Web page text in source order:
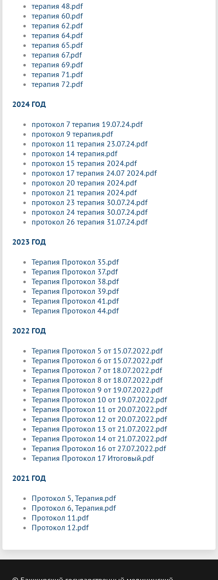
терапия 48.pdf
терапия 60.pdf
терапия 62.pdf
терапия 64.pdf
терапия 65.pdf
терапия 67.pdf
терапия 69.pdf
терапия 71.pdf
терапия 72.pdf
2024 ГОД
протокол 7 терапия 19.07.24.pdf
протокол 9 терапия.pdf
протокол 11 терапия 23.07.24.pdf
протокол 14 терапия.pdf
протокол 15 терапия 2024.pdf
протокол 17 терапия 24.07 2024.pdf
протокол 20 терапия 2024.pdf
протокол 21 терапия 2024.pdf
протокол 23 терапия 30.07.24.pdf
протокол 24 терапия 30.07.24.pdf
протокол 26 терапия 31.07.24.pdf
2023 ГОД
Терапия Протокол 35.pdf
Терапия Протокол 37.pdf
Терапия Протокол 38.pdf
Терапия Протокол 39.pdf
Терапия Протокол 41.pdf
Терапия Протокол 44.pdf
2022 ГОД
Терапия Протокол 5 от 15.07.2022.pdf
Терапия Протокол 6 от 15.07.2022.pdf
Терапия Протокол 7 от 18.07.2022.pdf
Терапия Протокол 8 от 18.07.2022.pdf
Терапия Протокол 9 от 19.07.2022.pdf
Терапия Протокол 10 от 19.07.2022.pdf
Терапия Протокол 11 от 20.07.2022.pdf
Терапия Протокол 12 от 20.07.2022.pdf
Терапия Протокол 13 от 21.07.2022.pdf
Терапия Протокол 14 от 21.07.2022.pdf
Терапия Протокол 16 от 27.07.2022.pdf
Терапия Протокол 17 Итоговый.pdf
2021 ГОД
Протокол 5, Терапия.pdf
Протокол 6, Терапия.pdf
Протокол 11.pdf
Протокол 12.pdf